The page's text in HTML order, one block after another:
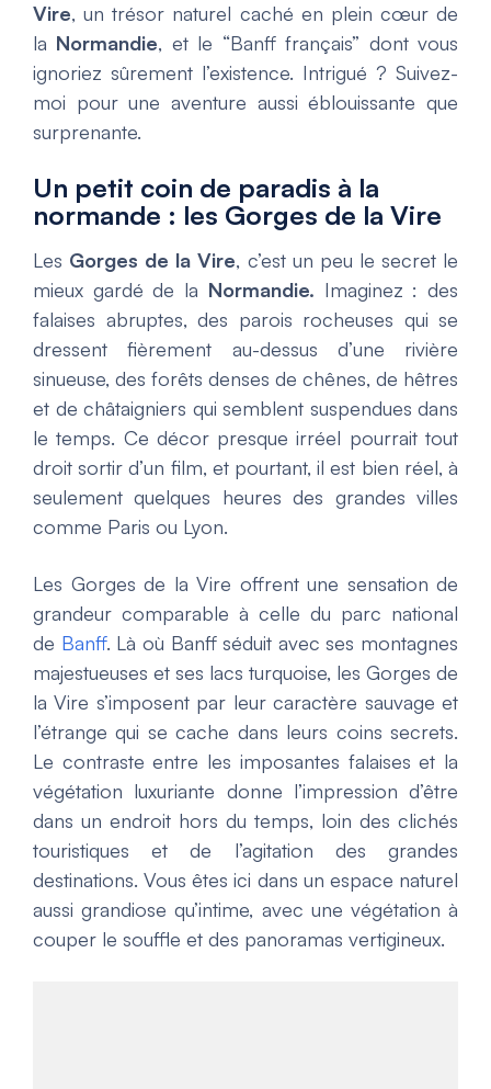
Vire, un trésor naturel caché en plein cœur de
la Normandie, et le “Banff français” dont vous
ignoriez sûrement l’existence. Intrigué ? Suivez-
moi pour une aventure aussi éblouissante que
surprenante.
Un petit coin de paradis à la
normande : les Gorges de la Vire
Les Gorges de la Vire, c’est un peu le secret le
mieux gardé de la Normandie. Imaginez : des
falaises abruptes, des parois rocheuses qui se
dressent fièrement au-dessus d’une rivière
sinueuse, des forêts denses de chênes, de hêtres
et de châtaigniers qui semblent suspendues dans
le temps. Ce décor presque irréel pourrait tout
droit sortir d’un film, et pourtant, il est bien réel, à
seulement quelques heures des grandes villes
comme Paris ou Lyon.
Les Gorges de la Vire offrent une sensation de
grandeur comparable à celle du parc national
de Banff. Là où Banff séduit avec ses montagnes
majestueuses et ses lacs turquoise, les Gorges de
la Vire s’imposent par leur caractère sauvage et
l’étrange qui se cache dans leurs coins secrets.
Le contraste entre les imposantes falaises et la
végétation luxuriante donne l’impression d’être
dans un endroit hors du temps, loin des clichés
touristiques et de l’agitation des grandes
destinations. Vous êtes ici dans un espace naturel
aussi grandiose qu’intime, avec une végétation à
couper le souffle et des panoramas vertigineux.